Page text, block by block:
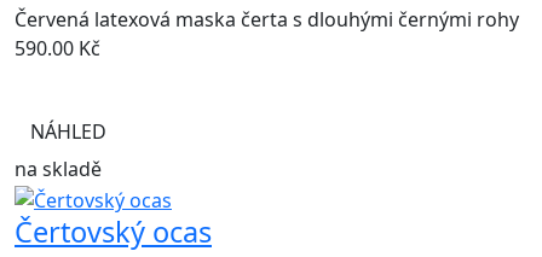
Červená latexová maska čerta s dlouhými černými rohy
590.00 Kč
NÁHLED
na skladě
Čertovský ocas